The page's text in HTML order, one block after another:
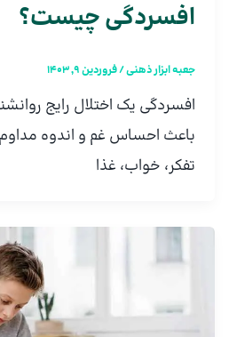
افسردگی چیست؟
جعبه ابزار ذهنی/فروردین 9, 1403
افسردگی یک اختلال رایج
باعث احساس غم و اندوه مداوم
تفکر، خواب، غذا